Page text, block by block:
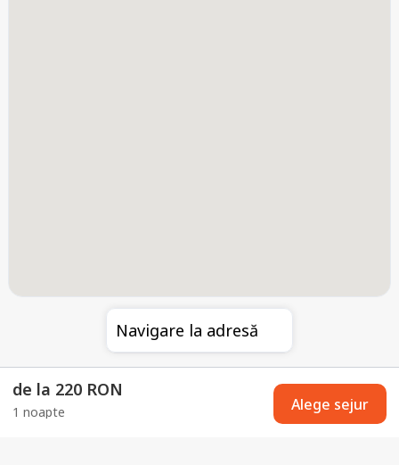
Navigare la adresă
de la 220 RON
1 noapte Alege sejur